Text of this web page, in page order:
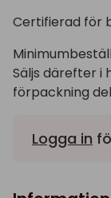
Certifierad för
Säljs därefter i
förpackning
Logga in